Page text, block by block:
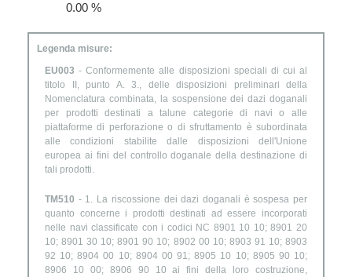
0.00 %
Legenda misure:
EU003 - Conformemente alle disposizioni speciali di cui al
titolo II, punto A. 3., delle disposizioni preliminari della
Nomenclatura combinata, la sospensione dei dazi doganali
per prodotti destinati a talune categorie di navi o alle
piattaforme di perforazione o di sfruttamento è subordinata
alle condizioni stabilite dalle disposizioni dell'Unione
europea ai fini del controllo doganale della destinazione di
tali prodotti.
TM510 - 1. La riscossione dei dazi doganali è sospesa per
quanto concerne i prodotti destinati ad essere incorporati
nelle navi classificate con i codici NC 8901 10 10; 8901 20
10; 8901 30 10; 8901 90 10; 8902 00 10; 8903 91 10; 8903
92 10; 8904 00 10; 8904 00 91; 8905 10 10; 8905 90 10;
8906 10 00; 8906 90 10 ai fini della loro costruzione,